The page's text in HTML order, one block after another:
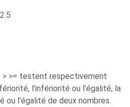
> >= testent respectivement
l'infériorité ou l'égalité, la
ou l'égalité de deux nombres.